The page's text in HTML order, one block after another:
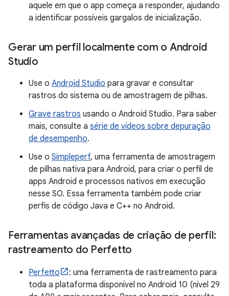
aquele em que o app começa a responder, ajudando
a identificar possíveis gargalos de inicialização.
Gerar um perfil localmente com o Android
Studio
Use o Android Studio para gravar e consultar
rastros do sistema ou de amostragem de pilhas.
Grave rastros usando o Android Studio. Para saber
mais, consulte a série de vídeos sobre depuração
de desempenho.
Use o Simpleperf, uma ferramenta de amostragem
de pilhas nativa para Android, para criar o perfil de
apps Android e processos nativos em execução
nesse SO. Essa ferramenta também pode criar
perfis de código Java e C++ no Android.
Ferramentas avançadas de criação de perfil:
rastreamento do Perfetto
Perfetto
: uma ferramenta de rastreamento para
toda a plataforma disponível no Android 10 (nível 29